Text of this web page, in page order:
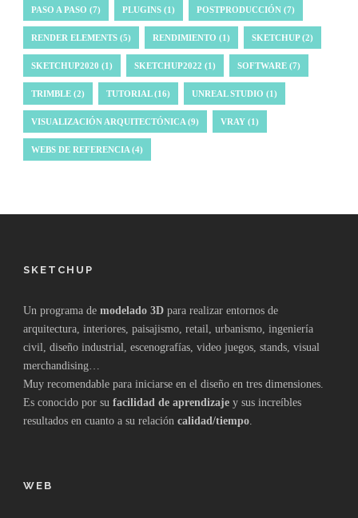
PASO A PASO (7) PLUGINS (1) POSTPRODUCCIÓN (7)
RENDER ELEMENTS (5) RENDIMIENTO (1) SKETCHUP(2)
SKETCHUP2020 (1) SKETCHUP2022 (1) SOFTWARE (7)
TRIMBLE (2) TUTORIAL(16) UNREAL STUDIO (1)
VISUALIZACIÓN ARQUITECTÓNICA (9) VRAY (1)
WEBS DE REFERENCIA (4)
SKETCHUP
Un programa de modelado 3D para realizar entornos de
arquitectura, interiores, paisajismo, retail, urbanismo, ingeniería
civil, diseño industrial, escenografías, video juegos, stands, visual
merchandising…
Muy recomendable para iniciarse en el diseño en tres dimensiones.
Es conocido por su facilidad de aprendizaje y sus increíbles
resultados en cuanto a su relación calidad/tiempo.
WEB